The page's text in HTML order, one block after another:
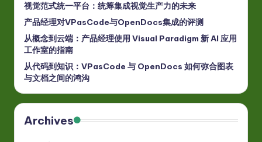
视觉范式统一平台：统筹集成视觉生产力的未来
产品经理对VPasCode与OpenDocs集成的评测
从概念到云端：产品经理使用 Visual Paradigm 新 AI 应用
工作室的指南
从代码到知识：VPasCode 与 OpenDocs 如何弥合图表
与文档之间的鸿沟
Archives